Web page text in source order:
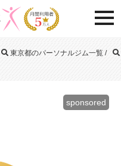
東京都のパーソナルジム一覧 /
sponsored